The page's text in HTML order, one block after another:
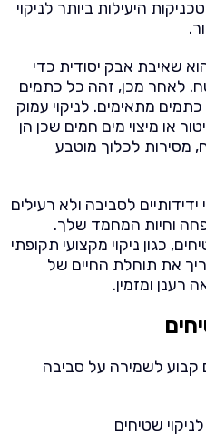
היעילות ביותר לניקוי
שאיבת אבק יסודית כדי
לאחר מכן, זהה כל כתמים
מתאימים. לניקוי עמוק
או מיצוי מים חמים שכן הן
מסירות לכלוך מוטבע
לסביבה ולא רעילים
וחיות המחמד שלך.
כגון ניקוי מקצועי תקופתי
את תוחלת החיים של
ומזמין.
קבוע לשמירה על סביבה